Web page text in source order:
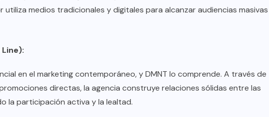
utiliza medios tradicionales y digitales para alcanzar audiencias masivas
en el marketing contemporáneo, y DMNT lo comprende. A través de
directas, la agencia construye relaciones sólidas entre las
la participación activa y la lealtad.